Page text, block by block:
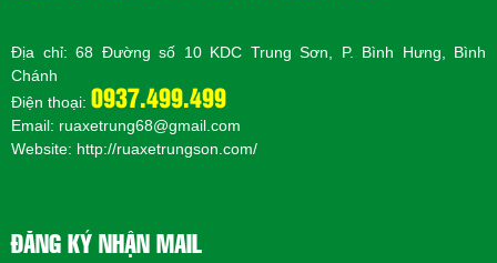
Địa chỉ: 68 Đường số 10 KDC Trung Sơn, P. Bình Hưng, Bình
Chánh
Điện thoại: 0937.499.499
Email: ruaxetrung68@gmail.com
Website: http://ruaxetrungson.com/
ĐĂNG KÝ NHẬN MAIL